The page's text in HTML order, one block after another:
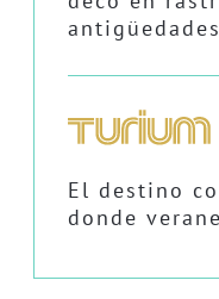
El destino
donde